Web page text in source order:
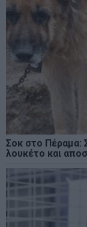
Σοκ στο Πέραμα:
λουκέτο και